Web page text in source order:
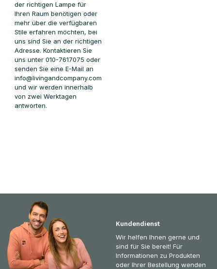
der richtigen Lampe für
Ihren Raum benötigen oder
mehr über die verfügbaren
Stile erfahren möchten, bei
uns sind Sie an der richtigen
Adresse. Kontaktieren Sie
uns unter 010-7617075 oder
senden Sie eine E-Mail an
info@livingandcompany.com
und wir werden innerhalb
von zwei Werktagen
antworten.
Kundendienst
Wir helfen Ihnen gerne und
sind für Sie bereit! Für
Informationen zu Produkten
oder Ihrer Bestellung wenden